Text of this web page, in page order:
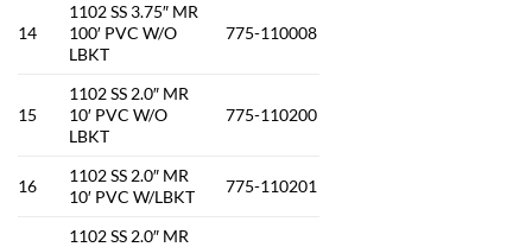
14
1102 SS 3.75″ MR
100′ PVC W/O
LBKT
775-110008
15
1102 SS 2.0″ MR
10′ PVC W/O
LBKT
775-110200
16
1102 SS 2.0″ MR
10′ PVC W/LBKT
775-110201
1102 SS 2.0″ MR